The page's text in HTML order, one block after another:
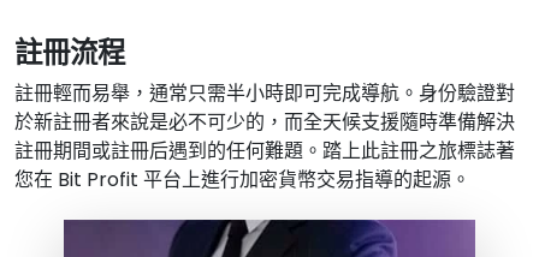
註冊流程
註冊輕而易舉，通常只需半小時即可完成導航。身份驗證對
於新註冊者來說是必不可少的，而全天候支援隨時準備解決
註冊期間或註冊后遇到的任何難題。踏上此註冊之旅標誌著
您在 Bit Profit 平台上進行加密貨幣交易指導的起源。